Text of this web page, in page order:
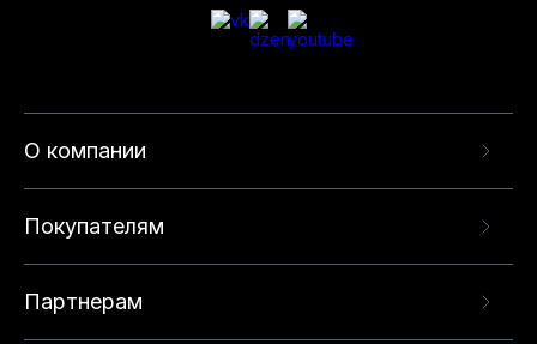
О компании
Покупателям
Партнерам